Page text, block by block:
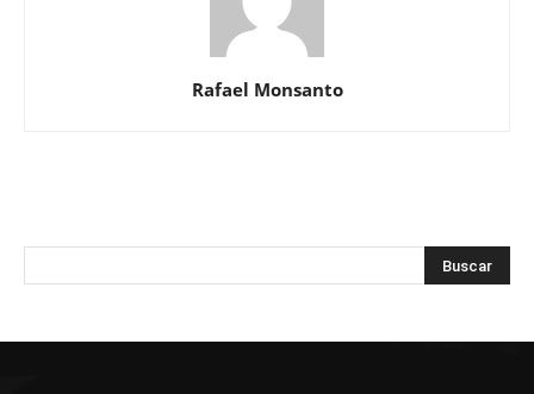
Rafael Monsanto